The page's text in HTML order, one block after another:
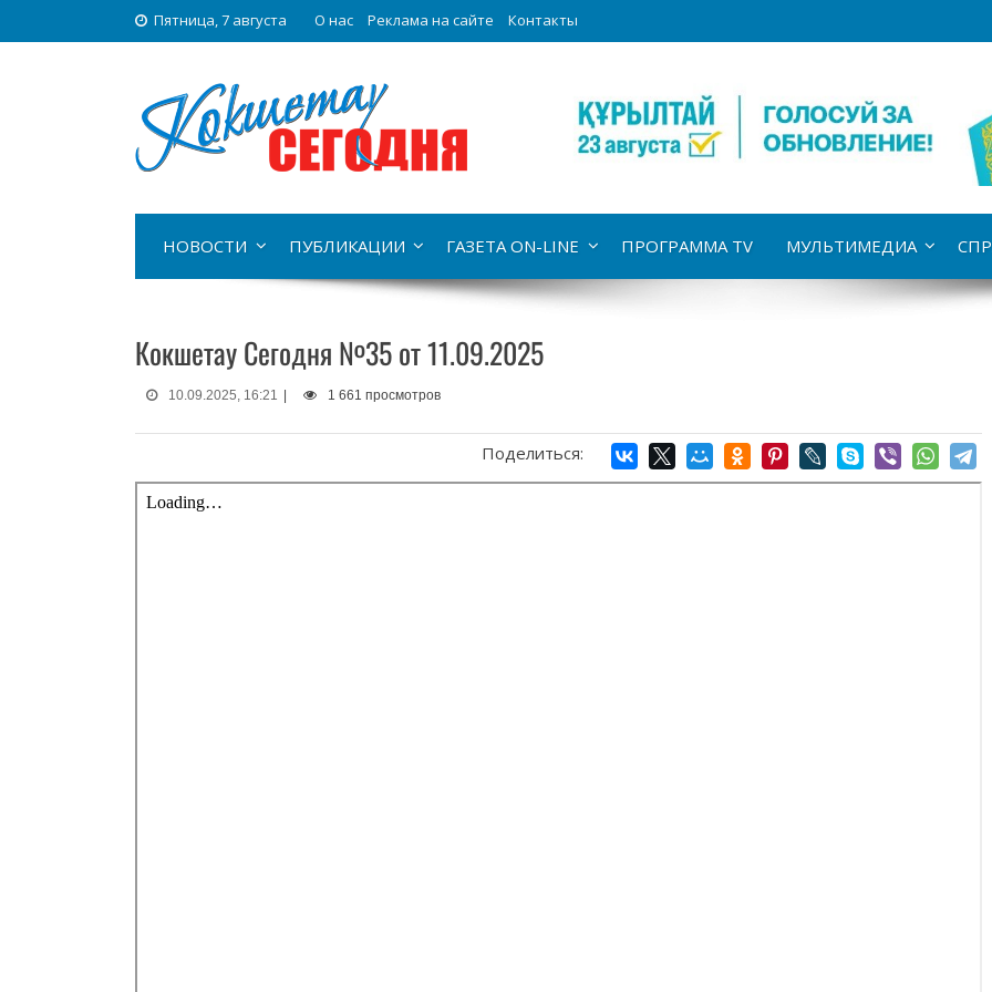
Пятница, 7 августа О нас Реклама на сайте Контакты
НОВОСТИ ПУБЛИКАЦИИ ГАЗЕТА ON-LINE ПРОГРАММА TV МУЛЬТИМЕДИА
Кокшетау Сегодня №35 от 11.09.2025
10.09.2025, 16:21 | 1 661 просмотров
Поделиться: